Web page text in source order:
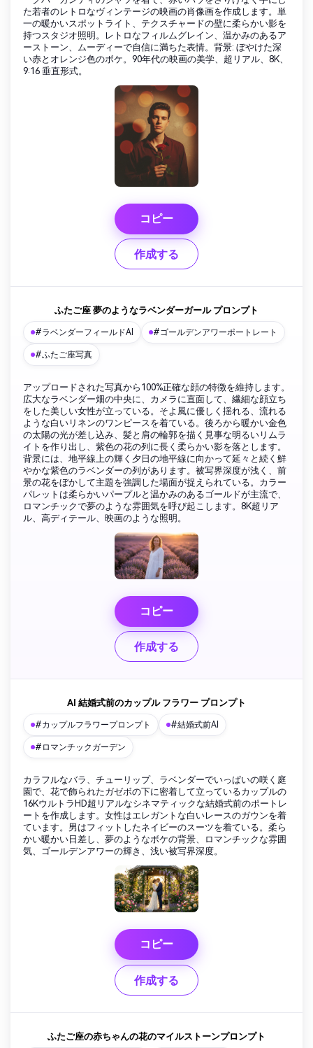
た若者のレトロなヴィンテージの映画の肖像画を作成します。単
一の暖かいスポットライト、テクスチャードの壁に柔らかい影を
持つスタジオ照明。レトロなフィルムグレイン、温かみのあるア
ーストーン、ムーディーで自信に満ちた表情。背景: ぼやけた深
い赤とオレンジ色のボケ。90年代の映画の美学、超リアル、8K、
9:16 垂直形式。
コピー
作成する
ふたご座 夢のようなラベンダーガール プロンプト
#ラベンダーフィールドAI #ゴールデンアワーポートレート
#ふたご座写真
アップロードされた写真から100%正確な顔の特徴を維持します。
広大なラベンダー畑の中央に、カメラに直面して、繊細な顔立ち
をした美しい女性が立っている。そよ風に優しく揺れる、流れる
ような白いリネンのワンピースを着ている。後ろから暖かい金色
の太陽の光が差し込み、髪と肩の輪郭を描く見事な明るいリムラ
イトを作り出し、紫色の花の列に長く柔らかい影を落とします。
背景には、地平線上の輝く夕日の地平線に向かって延々と続く鮮
やかな紫色のラベンダーの列があります。被写界深度が浅く、前
景の花をぼかして主題を強調した場面が捉えられている。カラー
パレットは柔らかいパープルと温かみのあるゴールドが主流で、
ロマンチックで夢のような雰囲気を呼び起こします。8K超リア
ル、高ディテール、映画のような照明。
コピー
作成する
AI 結婚式前のカップル フラワー プロンプト
#カップルフラワープロンプト #結婚式前AI
#ロマンチックガーデン
カラフルなバラ、チューリップ、ラベンダーでいっぱいの咲く庭
園で、花で飾られたガゼボの下に密着して立っているカップルの
16KウルトラHD超リアルなシネマティックな結婚式前のポートレ
ートを作成します。女性はエレガントな白いレースのガウンを着
ています。男はフィットしたネイビーのスーツを着ている。柔ら
かい暖かい日差し、夢のようなボケの背景、ロマンチックな雰囲
気、ゴールデンアワーの輝き、浅い被写界深度。
コピー
作成する
ふたご座の赤ちゃんの花のマイルストーンプロンプト